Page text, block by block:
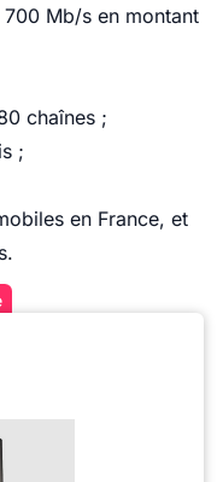
Mb/s en montant
chaînes ;
;
en France, et